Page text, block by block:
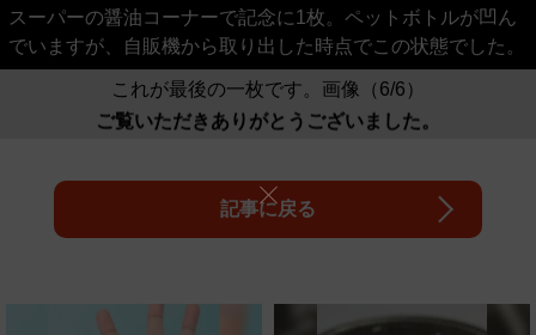
スーパーの醤油コーナーで記念に1枚。ペットボトルが凹ん
でいますが、自販機から取り出した時点でこの状態でした。
これが最後の一枚です。画像（6/6）
ご覧いただきありがとうございました。
記事に戻る